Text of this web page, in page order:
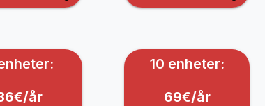
år
10 enheter:
69€/år